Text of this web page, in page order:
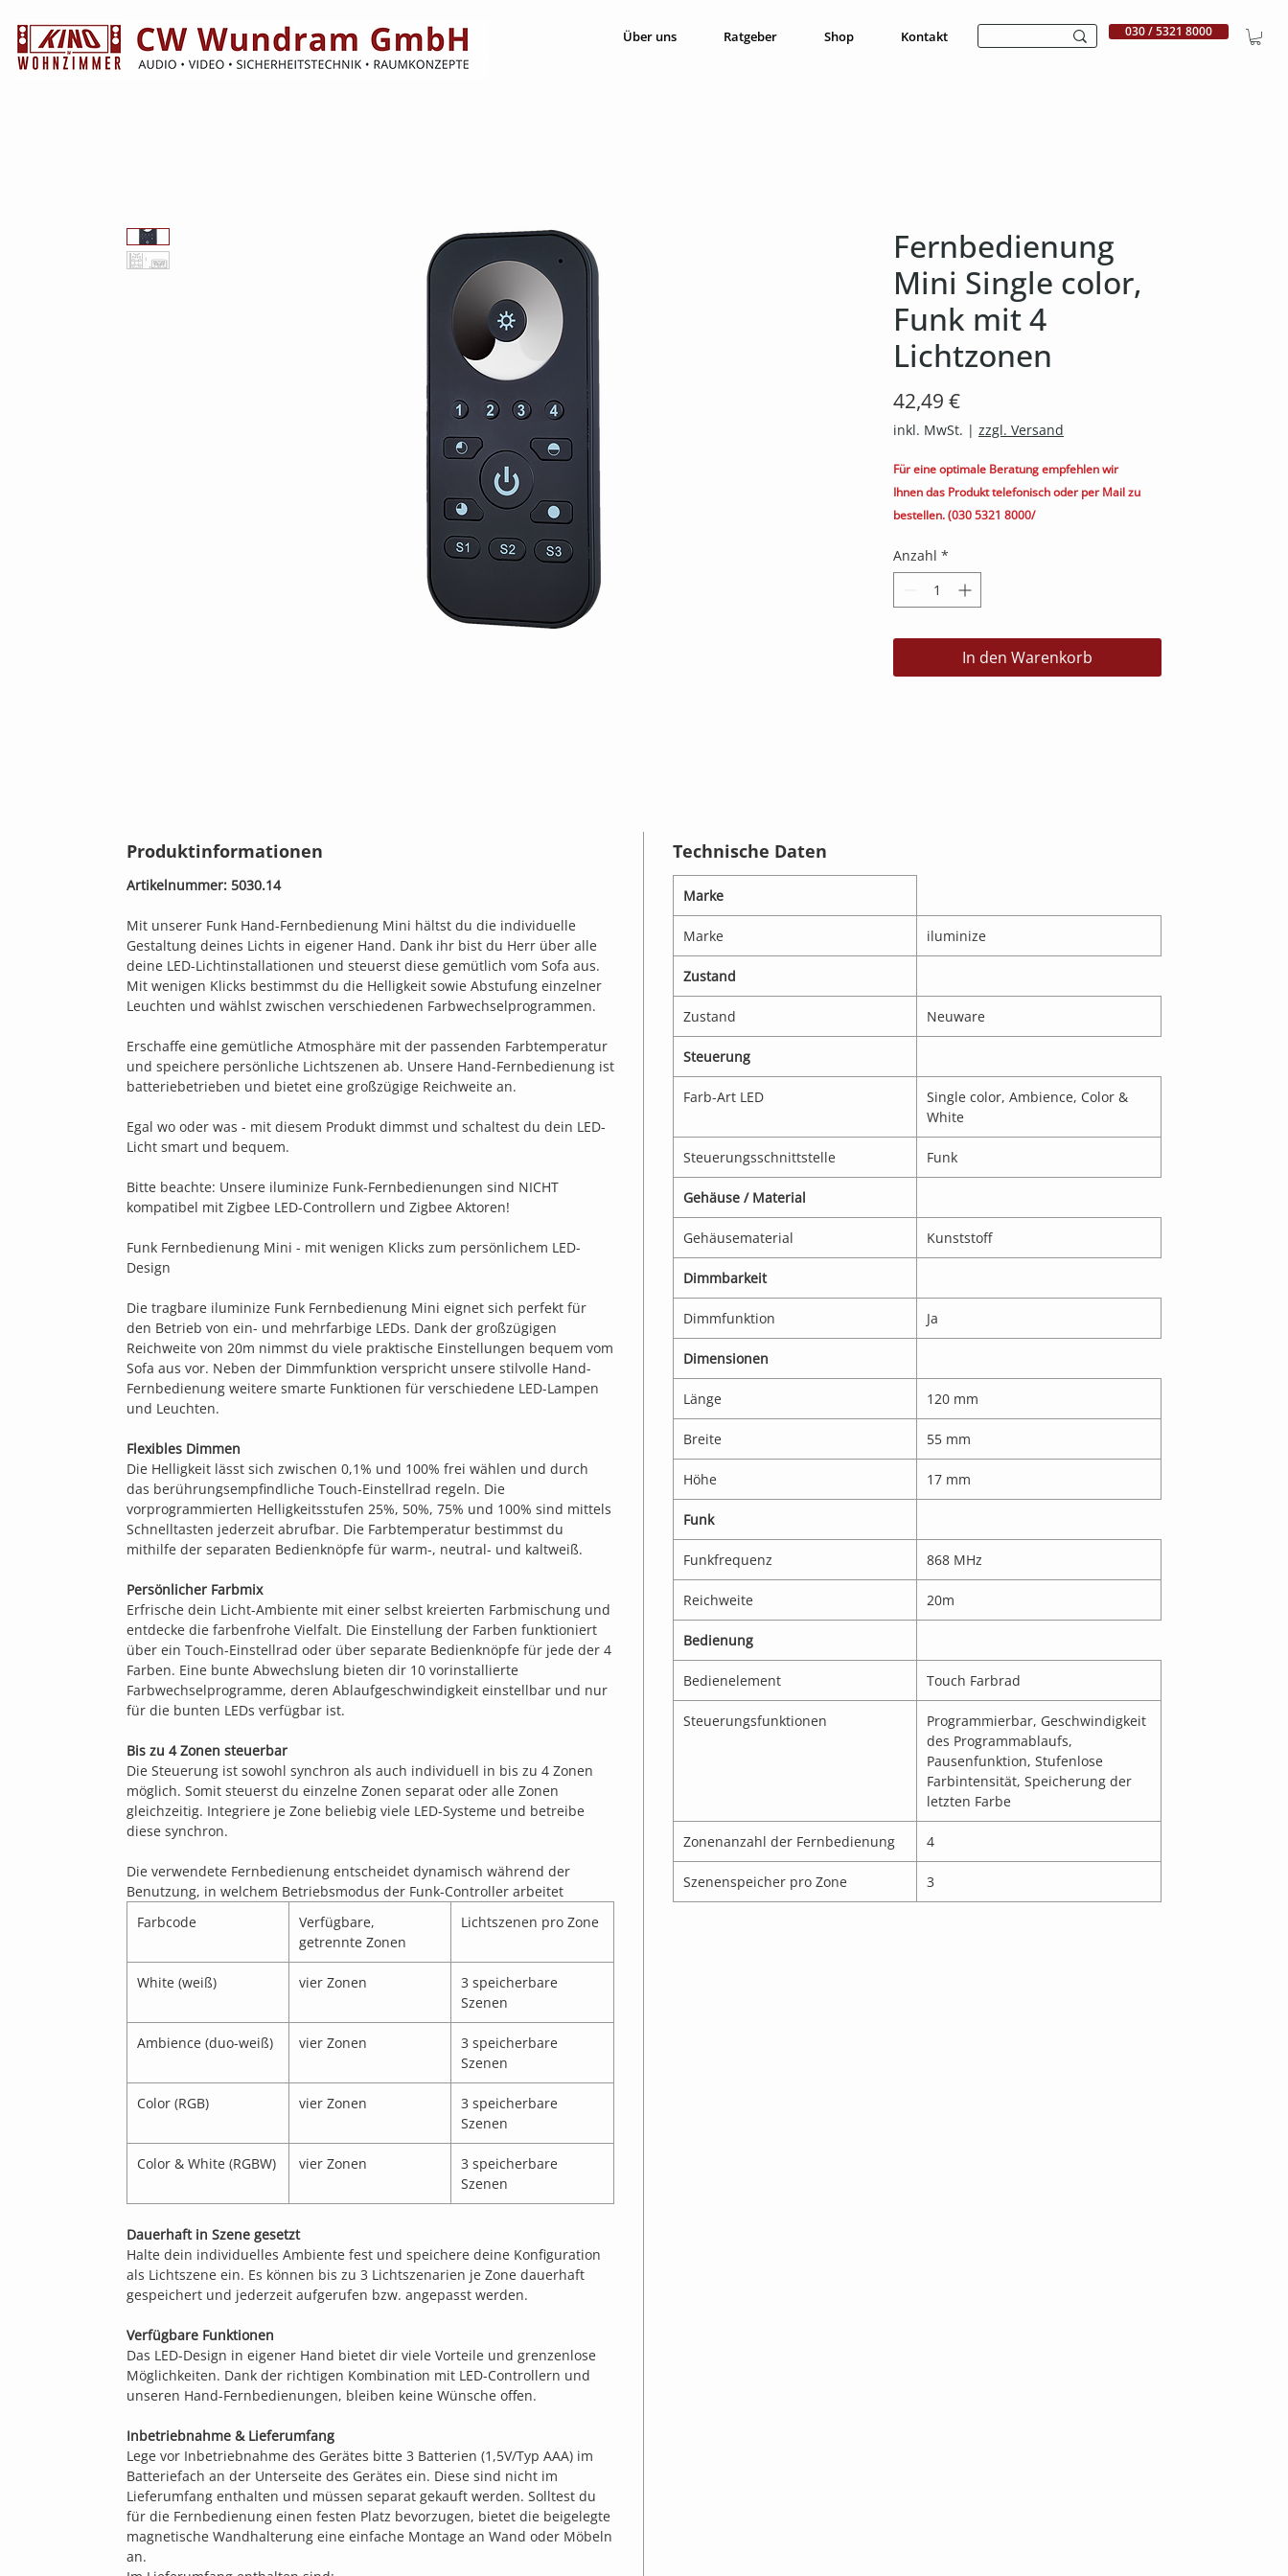
Über uns Ratgeber Shop Kontakt 030 / 5321 8000
Fernbedienung
Mini Single color,
Funk mit 4
Lichtzonen
42,49 €Preis
inkl. MwSt. | zzgl. Versand
Für eine optimale Beratung empfehlen wir
Ihnen das Produkt telefonisch oder per Mail zu
bestellen. (030 5321 8000/
Anzahl *
In den Warenkorb
Produktinformationen
Artikelnummer: 5030.14
Mit unserer Funk Hand-Fernbedienung Mini hältst du die individuelle
Gestaltung deines Lichts in eigener Hand. Dank ihr bist du Herr über alle
deine LED-Lichtinstallationen und steuerst diese gemütlich vom Sofa aus.
Mit wenigen Klicks bestimmst du die Helligkeit sowie Abstufung einzelner
Leuchten und wählst zwischen verschiedenen Farbwechselprogrammen.
Erschaffe eine gemütliche Atmosphäre mit der passenden Farbtemperatur
und speichere persönliche Lichtszenen ab. Unsere Hand-Fernbedienung ist
batteriebetrieben und bietet eine großzügige Reichweite an.
Egal wo oder was - mit diesem Produkt dimmst und schaltest du dein LED-
Licht smart und bequem.
Bitte beachte: Unsere iluminize Funk-Fernbedienungen sind NICHT
kompatibel mit Zigbee LED-Controllern und Zigbee Aktoren!
Funk Fernbedienung Mini - mit wenigen Klicks zum persönlichem LED-
Design
Die tragbare iluminize Funk Fernbedienung Mini eignet sich perfekt für
den Betrieb von ein- und mehrfarbige LEDs. Dank der großzügigen
Reichweite von 20m nimmst du viele praktische Einstellungen bequem vom
Sofa aus vor. Neben der Dimmfunktion verspricht unsere stilvolle Hand-
Fernbedienung weitere smarte Funktionen für verschiedene LED-Lampen
und Leuchten.
Flexibles Dimmen
Die Helligkeit lässt sich zwischen 0,1% und 100% frei wählen und durch
das berührungsempfindliche Touch-Einstellrad regeln. Die
vorprogrammierten Helligkeitsstufen 25%, 50%, 75% und 100% sind mittels
Schnelltasten jederzeit abrufbar. Die Farbtemperatur bestimmst du
mithilfe der separaten Bedienknöpfe für warm-, neutral- und kaltweiß.
Persönlicher Farbmix
Erfrische dein Licht-Ambiente mit einer selbst kreierten Farbmischung und
entdecke die farbenfrohe Vielfalt. Die Einstellung der Farben funktioniert
über ein Touch-Einstellrad oder über separate Bedienknöpfe für jede der 4
Farben. Eine bunte Abwechslung bieten dir 10 vorinstallierte
Farbwechselprogramme, deren Ablaufgeschwindigkeit einstellbar und nur
für die bunten LEDs verfügbar ist.
Bis zu 4 Zonen steuerbar
Die Steuerung ist sowohl synchron als auch individuell in bis zu 4 Zonen
möglich. Somit steuerst du einzelne Zonen separat oder alle Zonen
gleichzeitig. Integriere je Zone beliebig viele LED-Systeme und betreibe
diese synchron.
Die verwendete Fernbedienung entscheidet dynamisch während der
Benutzung, in welchem Betriebsmodus der Funk-Controller arbeitet
Farbcode
Verfügbare,
getrennte Zonen
Lichtszenen pro Zone
White (weiß) vier Zonen
3 speicherbare
Szenen
Ambience (duo-weiß) vier Zonen
3 speicherbare
Szenen
Color (RGB) vier Zonen
3 speicherbare
Szenen
Color & White (RGBW) vier Zonen
3 speicherbare
Szenen
Dauerhaft in Szene gesetzt
Halte dein individuelles Ambiente fest und speichere deine Konfiguration
als Lichtszene ein. Es können bis zu 3 Lichtszenarien je Zone dauerhaft
gespeichert und jederzeit aufgerufen bzw. angepasst werden.
Verfügbare Funktionen
Das LED-Design in eigener Hand bietet dir viele Vorteile und grenzenlose
Möglichkeiten. Dank der richtigen Kombination mit LED-Controllern und
unseren Hand-Fernbedienungen, bleiben keine Wünsche offen.
Inbetriebnahme & Lieferumfang
Lege vor Inbetriebnahme des Gerätes bitte 3 Batterien (1,5V/Typ AAA) im
Batteriefach an der Unterseite des Gerätes ein. Diese sind nicht im
Lieferumfang enthalten und müssen separat gekauft werden. Solltest du
für die Fernbedienung einen festen Platz bevorzugen, bietet die beigelegte
magnetische Wandhalterung eine einfache Montage an Wand oder Möbeln
an.
Technische Daten
Marke
Marke iluminize
Zustand
Zustand Neuware
Steuerung
Farb-Art LED
Single color, Ambience, Color &
White
Steuerungsschnittstelle Funk
Gehäuse / Material
Gehäusematerial Kunststoff
Dimmbarkeit
Dimmfunktion Ja
Dimensionen
Länge 120 mm
Breite 55 mm
Höhe 17 mm
Funk
Funkfrequenz 868 MHz
Reichweite 20m
Bedienung
Bedienelement Touch Farbrad
Steuerungsfunktionen
Programmierbar, Geschwindigkeit
des Programmablaufs,
Pausenfunktion, Stufenlose
Farbintensität, Speicherung der
letzten Farbe
Zonenanzahl der Fernbedienung 4
Szenenspeicher pro Zone 3